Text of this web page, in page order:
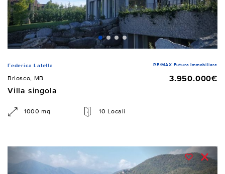
Federica Latella RE/MAX Futura Immobiliare
Briosco, MB
3.950.000€
Villa singola
1000 mq 10 Locali